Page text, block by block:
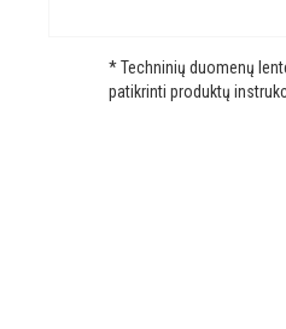
* Techninių duomenų
patikrinti produktų